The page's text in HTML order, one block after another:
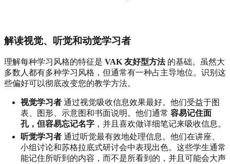
解读视觉、听觉和动觉学习者
理解每种学习风格的特征是 VAK 友好型方法的基础。虽然大
多数人都有多种学习风格，但通常有一种占主导地位。识别这
些偏好可以彻底改变您的教学方法。
视觉学习者 通过视觉吸收信息效果最好。他们受益于图
表、图形、示意图和书面说明。他们通常 容易记住面
孔，但容易忘记名字 ，并且喜欢做详细笔记来吸收信息。
听觉学习者 通过听觉最有效地处理信息。他们在讲座、
小组讨论和苏格拉底式研讨会中表现出色。这些学生通常
能记住所听到的内容，而不是所看到的，并且可能会大声